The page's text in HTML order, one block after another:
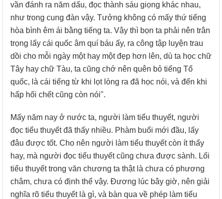
vần đánh ra năm dấu, đọc thành sáu giọng khác nhau,
như trong cung đàn vậy. Tưởng không có mấy thứ tiếng
hòa bình êm ái bằng tiếng ta. Vậy thì bọn ta phải nên trân
trọng lấy cái quốc âm quí báu ấy, ra công tập luyện trau
dồi cho mỗi ngày một hay một đẹp hơn lên, dù ta học chữ
Tây hay chữ Tàu, ta cũng chớ nên quên bỏ tiếng Tổ
quốc, là cái tiếng từ khi lọt lòng ra đã học nói, và đến khi
hấp hối chết cũng còn nói".
Mấy năm nay ở nước ta, người làm tiểu thuyết, người
đọc tiểu thuyết đã thấy nhiều. Phàm buổi mới đầu, lấy
đâu được tốt. Cho nên người làm tiểu thuyết còn ít thấy
hay, mà người đọc tiểu thuyết cũng chưa được sành. Lối
tiểu thuyết trong văn chương ta thật là chưa có phương
châm, chưa có định thể vậy. Đương lúc bây giờ, nên giải
nghĩa rõ tiểu thuyết là gì, và bàn qua về phép làm tiểu